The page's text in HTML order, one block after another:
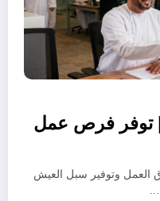
| توفر فرص عمل
العمل وتوفير سبل العيش